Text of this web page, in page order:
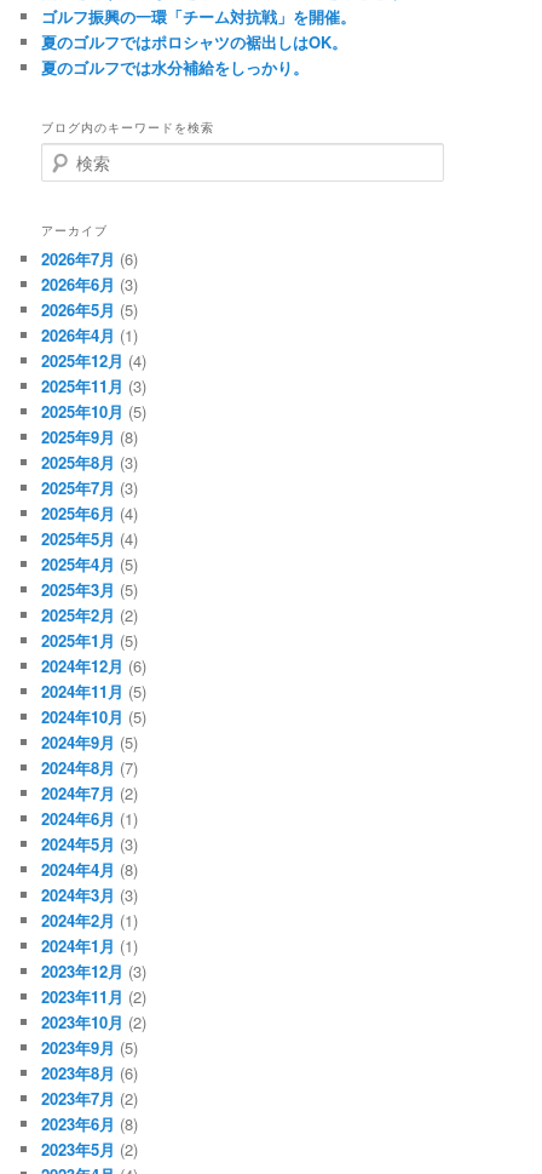
ゴルフ振興の一環「チーム対抗戦」を開催。
夏のゴルフではポロシャツの裾出しはOK。
夏のゴルフでは水分補給をしっかり。
ブログ内のキーワードを検索
検
索
アーカイブ
2026年7月 (6)
2026年6月 (3)
2026年5月 (5)
2026年4月 (1)
2025年12月 (4)
2025年11月 (3)
2025年10月 (5)
2025年9月 (8)
2025年8月 (3)
2025年7月 (3)
2025年6月 (4)
2025年5月 (4)
2025年4月 (5)
2025年3月 (5)
2025年2月 (2)
2025年1月 (5)
2024年12月 (6)
2024年11月 (5)
2024年10月 (5)
2024年9月 (5)
2024年8月 (7)
2024年7月 (2)
2024年6月 (1)
2024年5月 (3)
2024年4月 (8)
2024年3月 (3)
2024年2月 (1)
2024年1月 (1)
2023年12月 (3)
2023年11月 (2)
2023年10月 (2)
2023年9月 (5)
2023年8月 (6)
2023年7月 (2)
2023年6月 (8)
2023年5月 (2)